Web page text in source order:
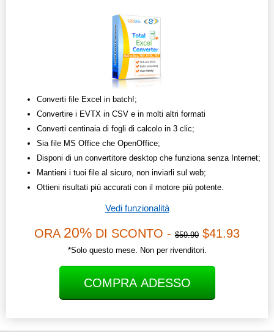
Converti file Excel in batch!;
Convertire i EVTX in CSV e in molti altri formati
Converti centinaia di fogli di calcolo in 3 clic;
Sia file MS Office che OpenOffice;
Disponi di un convertitore desktop che funziona senza Internet;
Mantieni i tuoi file al sicuro, non inviarli sul web;
Ottieni risultati più accurati con il motore più potente.
Vedi funzionalità
ORA 20% DI SCONTO - $59.90 $41.93
*Solo questo mese. Non per rivenditori.
COMPRA ADESSO